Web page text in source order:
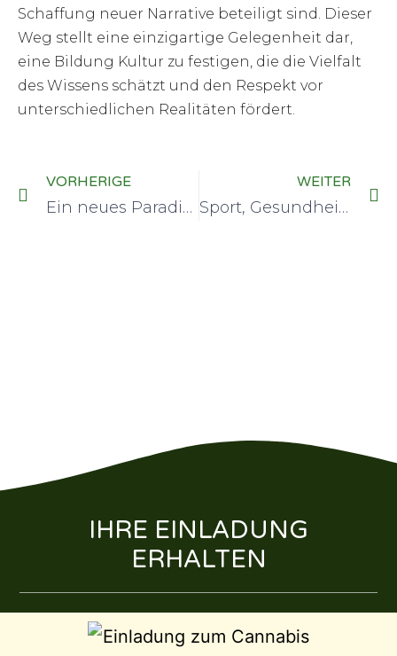
Schaffung neuer Narrative beteiligt sind. Dieser
Weg stellt eine einzigartige Gelegenheit dar,
eine Bildung Kultur zu festigen, die die Vielfalt
des Wissens schätzt und den Respekt vor
unterschiedlichen Realitäten fördert.
VORHERIGE
Ein neues Paradigma in der Gesundheitsfürsorge
WEITER
Sport, Gesundheit und Cannabis: Ein Trio auf der Suche nach Gleichgewicht und Leistung
IHRE EINLADUNG
ERHALTEN